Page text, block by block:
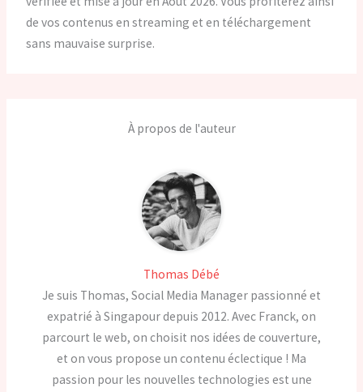
de vos contenus en streaming et en téléchargement
sans mauvaise surprise.
À propos de l'auteur
Thomas Débé
Je suis Thomas, Social Media Manager passionné et
expatrié à Singapour depuis 2012. Avec Franck, on
parcourt le web, on choisit nos idées de couverture,
et on vous propose un contenu éclectique ! Ma
passion pour les nouvelles technologies est une